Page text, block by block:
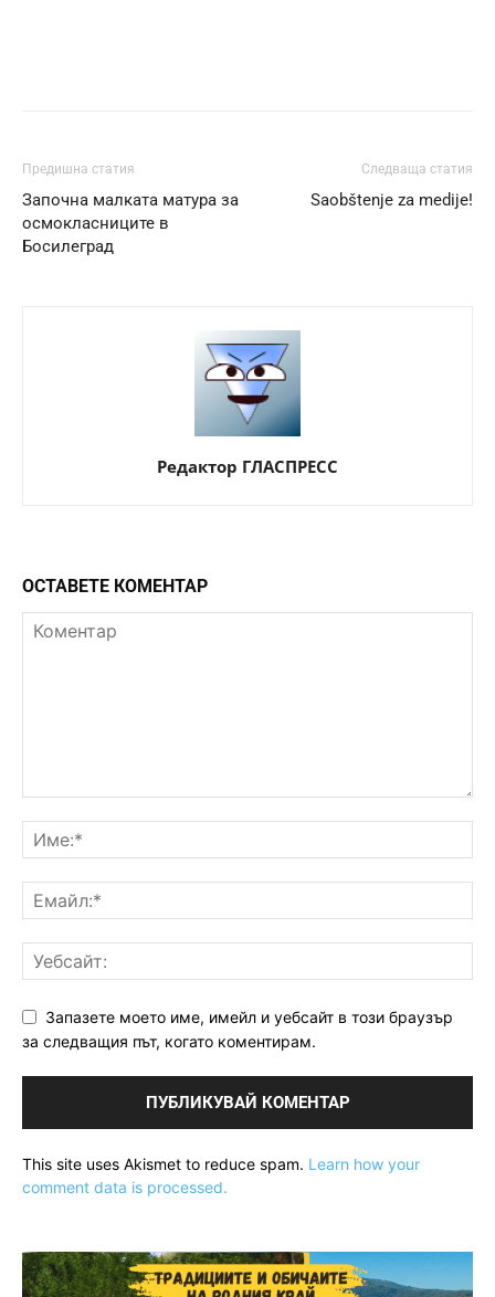
Предишна статия
Започна малката матура за
осмокласниците в
Босилеград
Следваща статия
Saobštenje za medije!
Редактор ГЛАСПРЕСС
ОСТАВЕТЕ КОМЕНТАР
Запазете моето име, имейл и уебсайт в този браузър
за следващия път, когато коментирам.
This site uses Akismet to reduce spam. Learn how your
comment data is processed.